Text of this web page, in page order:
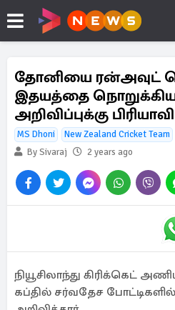
தோனியை ரன்அவுட்
இதயத்தை நொறுக்கிய
அறிவிப்புக்கு
MS Dhoni New Zealand Cricket Team
By Sivaraj
2 years ago
நியூசிலாந்து கிரிக்கெட்
கப்தில் சர்வதேச